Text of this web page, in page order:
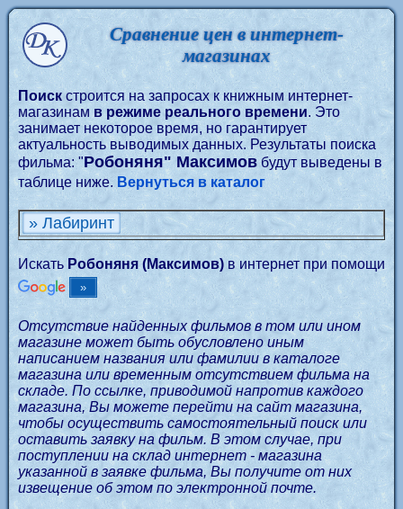
Сравнение цен в интернет-
магазинах
Поиск строится на запросах к книжным интернет-
магазинам в режиме реального времени. Это
занимает некоторое время, но гарантирует
актуальность выводимых данных. Результаты поиска
фильма: "Робоняня" Максимовбудут выведены в
таблице ниже. Вернуться в каталог
» Лабиринт
Искать Робоняня (Максимов) в интернет при помощи
Отсутствие найденных фильмов в том или ином
магазине может быть обусловлено иным
написанием названия или фамилии в каталоге
магазина или временным отсутствием фильма на
складе. По ссылке, приводимой напротив каждого
магазина, Вы можете перейти на сайт магазина,
чтобы осуществить самостоятельный поиск или
оставить заявку на фильм. В этом случае, при
поступлении на склад интернет - магазина
указанной в заявке фильма, Вы получите от них
извещение об этом по электронной почте.